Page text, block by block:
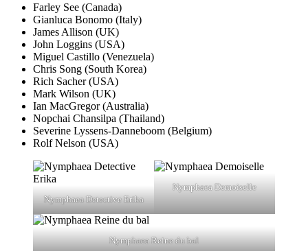
Farley See (Canada)
Gianluca Bonomo (Italy)
James Allison (UK)
John Loggins (USA)
Miguel Castillo (Venezuela)
Chris Song (South Korea)
Rich Sacher (USA)
Mark Wilson (UK)
Ian MacGregor (Australia)
Nopchai Chansilpa (Thailand)
Severine Lyssens-Danneboom (Belgium)
Rolf Nelson (USA)
Nymphaea Detective Erika
Nymphaea Demoiselle
Nymphaea Reine du bal